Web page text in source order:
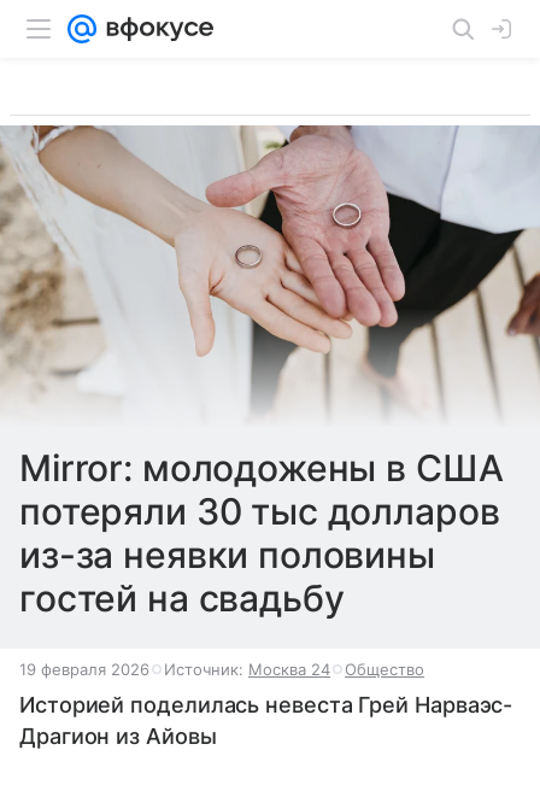
Mirror: молодожены в США
потеряли 30 тыс долларов
из-за неявки половины
гостей на свадьбу
19 февраля 2026 Источник: Москва 24 Общество
Историей поделилась невеста Грей Нарваэс-
Драгион из Айовы